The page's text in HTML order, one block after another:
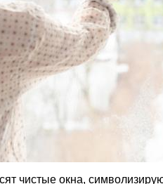
чистые окна,